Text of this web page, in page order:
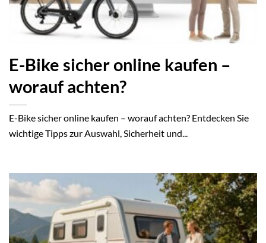
E-Bike sicher online kaufen –
worauf achten?
E-Bike sicher online kaufen – worauf achten? Entdecken Sie
wichtige Tipps zur Auswahl, Sicherheit und...